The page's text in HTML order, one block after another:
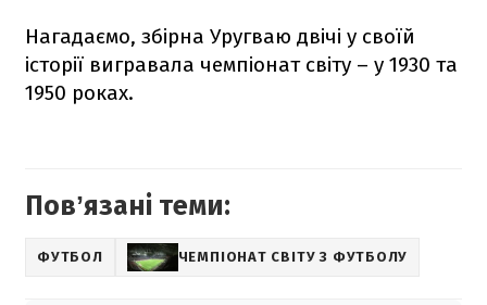
Нагадаємо, збірна Уругваю двічі у своїй
історії вигравала чемпіонат світу – у 1930 та
1950 роках.
Повʼязані теми:
ФУТБОЛ ЧЕМПІОНАТ СВІТУ З ФУТБОЛУ